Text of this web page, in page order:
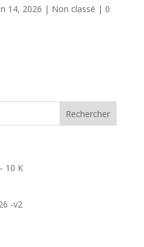
14, 2026 | Non classé | 0
10 K
-v2